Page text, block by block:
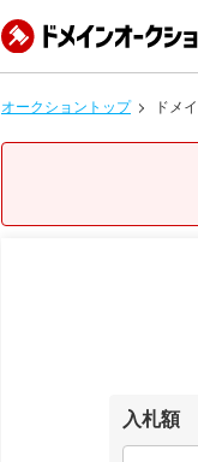
オークショントップ ドメ
入札額